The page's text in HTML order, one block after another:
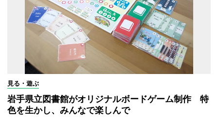
見る・遊ぶ
岩手県立図書館がオリジナルボードゲーム制作 特
色を生かし、みんなで楽しんで